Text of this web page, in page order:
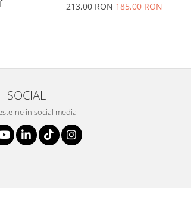
213,00 RON185,00 RON
SOCIAL
ne in social media